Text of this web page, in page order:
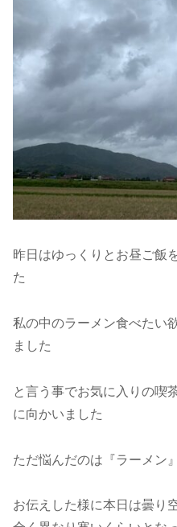
昨日はゆっくりとお昼ご飯
た
私の中のラーメン食べたい
ました
と言う事でお気に入りの喫
に向かいました
ただ悩んだのは『ラーメン
お伝えした様に本日は曇り